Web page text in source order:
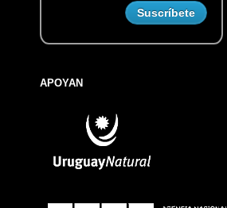
APOYAN